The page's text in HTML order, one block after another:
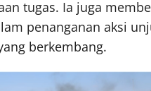
tugas. Ia juga
penanganan aksi
berkembang.